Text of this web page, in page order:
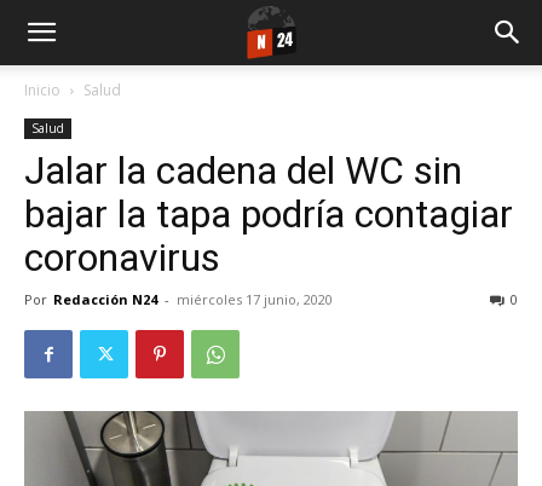
Inicio Salud
Salud
Jalar la cadena del WC sin
bajar la tapa podría contagiar
coronavirus
Por Redacción N24 - miércoles 17 junio, 2020 0